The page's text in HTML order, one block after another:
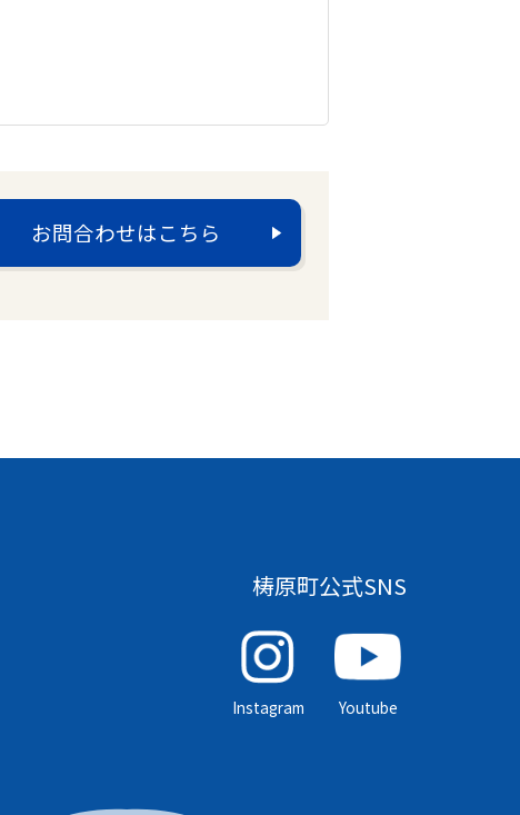
お問合わせはこちら
梼原町公式SNS
Instagram Youtube